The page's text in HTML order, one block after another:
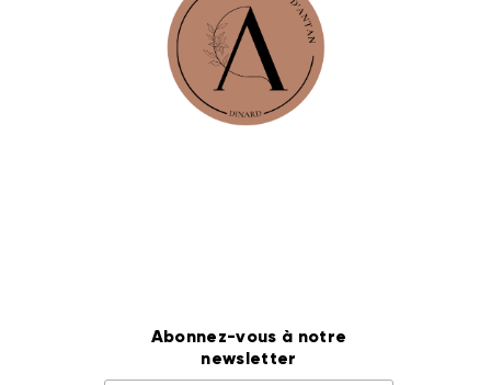
Abonnez-vous à notre
newsletter